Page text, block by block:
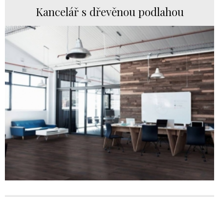
Kancelář s dřevěnou podlahou